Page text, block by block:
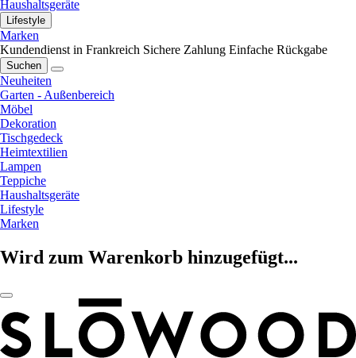
Haushaltsgeräte
Lifestyle
Marken
Kundendienst in Frankreich Sichere Zahlung Einfache Rückgabe
Suchen
Neuheiten
Garten - Außenbereich
Möbel
Dekoration
Tischgedeck
Heimtextilien
Lampen
Teppiche
Haushaltsgeräte
Lifestyle
Marken
Wird zum Warenkorb hinzugefügt...